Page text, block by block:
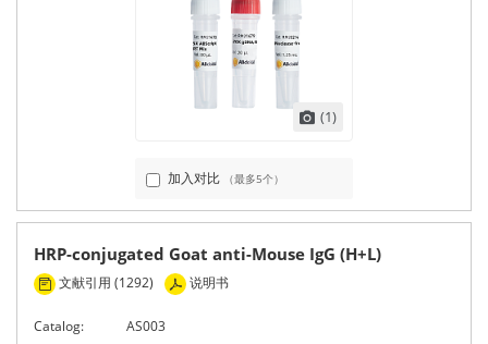
(1)
加入对比 （最多5个）
HRP-conjugated Goat anti-Mouse IgG (H+L)
文献引用 (1292) 说明书
Catalog:
AS003